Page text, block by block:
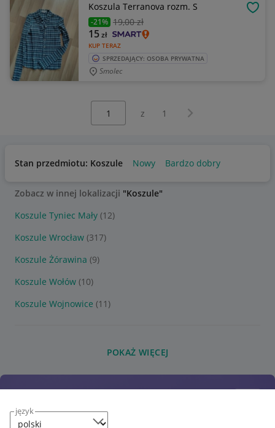
język
Koszula Terranova rozm. S
-21% 19,00 zł
KUP TERAZ
15zł
SPRZEDAJĄCY: OSOBA PRYWATNA
Smolec
z 1 Następna strona
Stan przedmiotu: Koszule Nowy Bardzo dobry
Zobacz w innej lokalizacji "Koszule"
Koszule Tyniec Mały (12)
Koszule Wrocław (317)
Koszule Żórawina (9)
Koszule Wołów (10)
Koszule Wojnowice (11)
POKAŻ WIĘCEJ